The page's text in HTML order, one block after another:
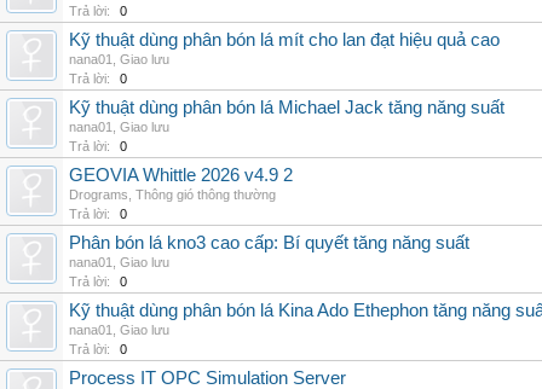
Trả lời:
0
Kỹ thuật dùng phân bón lá mít cho lan đạt hiệu quả cao
nana01
Giao lưu
Trả lời:
0
Kỹ thuật dùng phân bón lá Michael Jack tăng năng suất
nana01
Giao lưu
Trả lời:
0
GEOVIA Whittle 2026 v4.9 2
Drograms Thông gió thông thường
Trả lời:
0
Phân bón lá kno3 cao cấp: Bí quyết tăng năng suất
nana01
Giao lưu
Trả lời:
0
Kỹ thuật dùng phân bón lá Kina Ado Ethephon tăng năng
nana01
Giao lưu
Trả lời:
0
Process IT OPC Simulation Server